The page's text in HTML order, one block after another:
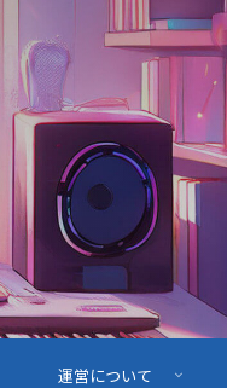
運営について